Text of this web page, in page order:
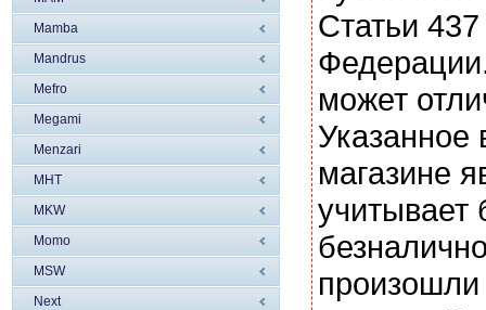
Mamba
Mandrus
Mefro
Megami
Menzari
MHT
MKW
Momo
MSW
Next
Статьи
может
магазине
учитывает